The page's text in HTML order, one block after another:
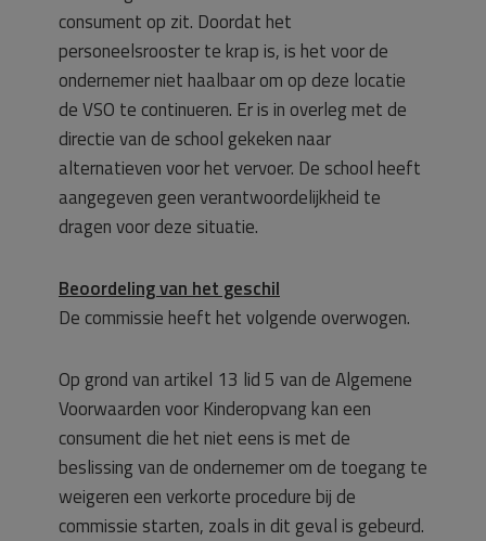
consument op zit. Doordat het
personeelsrooster te krap is, is het voor de
ondernemer niet haalbaar om op deze locatie
de VSO te continueren. Er is in overleg met de
directie van de school gekeken naar
alternatieven voor het vervoer. De school heeft
aangegeven geen verantwoordelijkheid te
dragen voor deze situatie.
Beoordeling van het geschil
De commissie heeft het volgende overwogen.
Op grond van artikel 13 lid 5 van de Algemene
Voorwaarden voor Kinderopvang kan een
consument die het niet eens is met de
beslissing van de ondernemer om de toegang te
weigeren een verkorte procedure bij de
commissie starten, zoals in dit geval is gebeurd.